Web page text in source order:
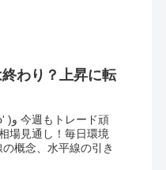
終わり？上昇に転
場見通し！毎日環境
概念、水平線の引き